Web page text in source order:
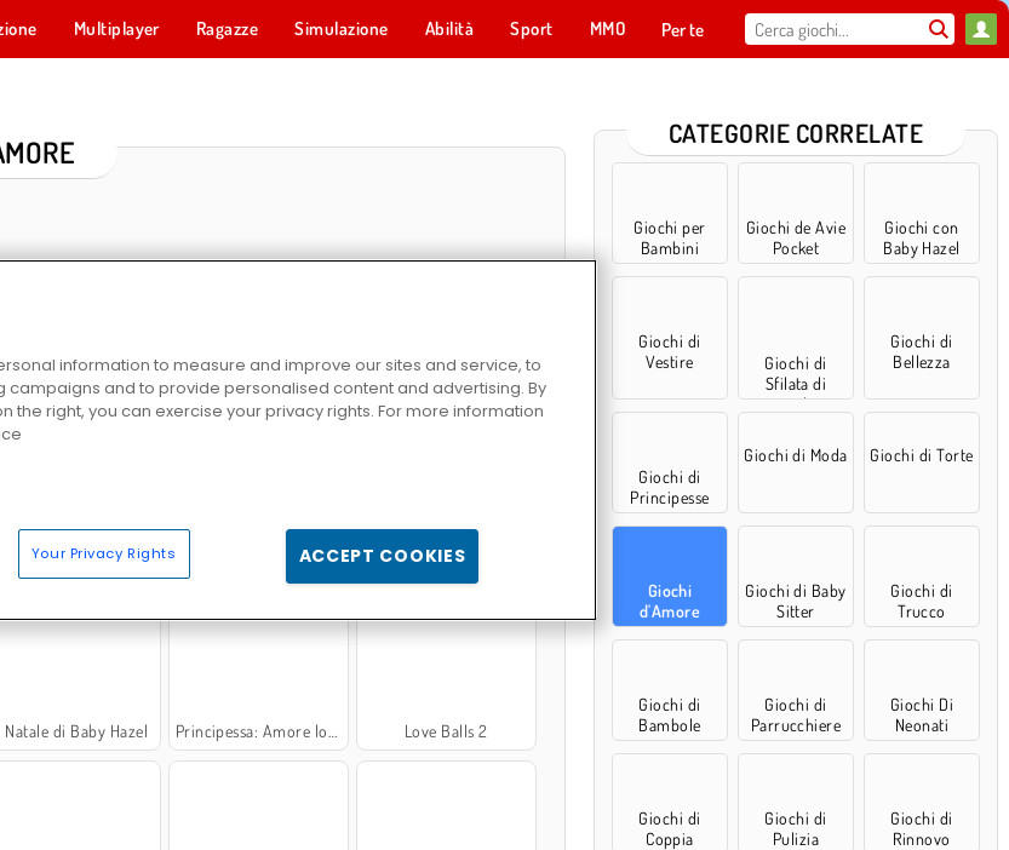
Multiplayer Ragazze Simulazione Abilità Sport MMO Per te
High School Crush Real Love Tester Principessa dei ghiacci: Parto gemellare
romantico Coppie reali a Parigi
Natale di Baby Hazel Principessa: Amore lontano Love Balls 2
CATEGORIE CORRELATE
Giochi per
Bambini
Giochi de Avie
Pocket
Giochi con
Baby Hazel
Giochi di
Vestire
Giochi di
Sfilata di
moda
Giochi di
Bellezza
Giochi di
Principesse
Giochi di Moda Giochi di Torte
Giochi
d'Amore
Giochi di Baby
Sitter
Giochi di
Trucco
Giochi di
Bambole
Giochi di
Parrucchiere
Giochi Di
Neonati
Giochi di
Coppia
Giochi di
Pulizia
Giochi di
Rinnovo
information to measure and improve our sites and service, to
campaigns and to provide personalised content and advertising. By
the right, you can exercise your privacy rights. For more information
Your Privacy Rights ACCEPT COOKIES